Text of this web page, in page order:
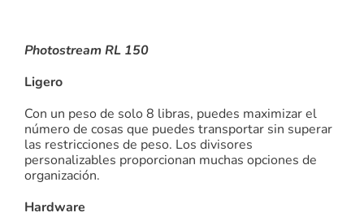
Photostream RL 150
Ligero
Con un peso de solo 8 libras, puedes maximizar el
número de cosas que puedes transportar sin superar
las restricciones de peso. Los divisores
personalizables proporcionan muchas opciones de
organización.
Hardware